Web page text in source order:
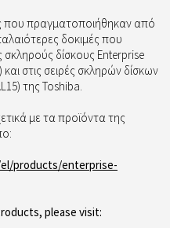
που πραγματοποιήθηκαν από
δοκιμές που
δίσκους Enterprise
στις σειρές σκληρών δίσκων
της Toshiba.
με τα προϊόντα της
products/enterprise-
please visit: